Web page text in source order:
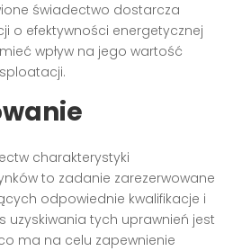
świadectwo dostarcza
o efektywności energetycznej
wpływ na jego wartość
charakterystyki
to zadanie zarezerwowane
odpowiednie kwalifikacje i
uzyskiwania tych uprawnień jest
ma na celu zapewnienie